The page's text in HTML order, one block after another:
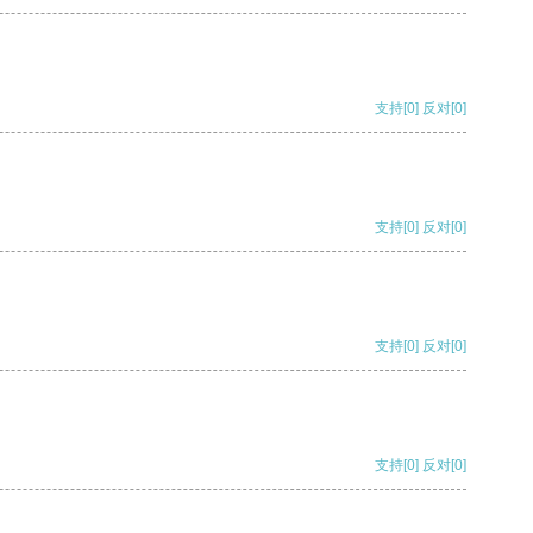
支持[0] 反对[0]
支持[0] 反对[0]
支持[0] 反对[0]
支持[0] 反对[0]